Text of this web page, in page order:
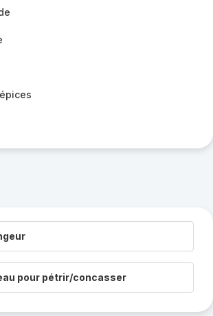
pour pétrir/concasser